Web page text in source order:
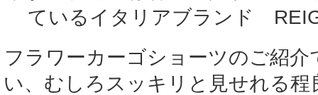
ているイタリアブランド
フラワーカーゴショーツのご紹
い、むしろスッキリと見せれる